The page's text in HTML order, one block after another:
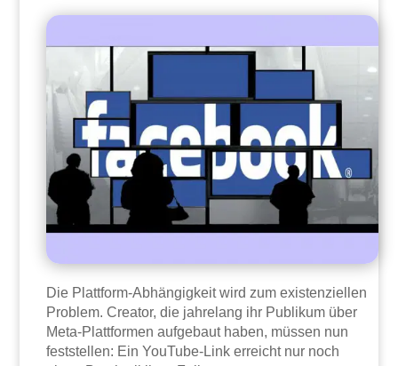
Die Plattform-Abhängigkeit wird zum existenziellen
Problem. Creator, die jahrelang ihr Publikum über
Meta-Plattformen aufgebaut haben, müssen nun
feststellen: Ein YouTube-Link erreicht nur noch